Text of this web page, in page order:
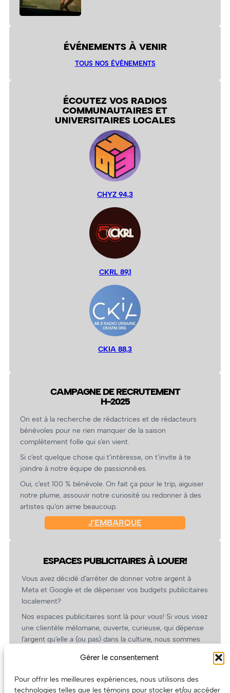
Gérer le consentement
Pour offrir les meilleures expériences, nous utilisons des
technologies telles que les témoins pour stocker et/ou accéder
ÉVÉNEMENTS À VENIR
TOUS NOS ÉVÉNEMENTS
ÉCOUTEZ VOS RADIOS
COMMUNAUTAIRES ET
UNIVERSITAIRES LOCALES
CHYZ 94,3
CKRL 89,1
CKIA 88,3
CAMPAGNE DE RECRUTEMENT
H-2025
On est à la recherche de rédactrices et de rédacteurs
bénévoles pour ne rien manquer de la saison
complètement folle qui s’en vient.
Si c’est quelque chose qui t’intéresse, on t’invite à te
joindre à notre équipe de passionné.es.
Oui, c’est 100 % bénévole. On fait ça pour le trip, aiguiser
notre plume, assouvir notre curiosité ou redonner à des
artistes qu’on aime beaucoup.
J’EMBARQUE
ESPACES PUBLICITAIRES À LOUER!
Vous avez décidé d’arrêter de donner votre argent à
Meta et Google et de dépenser vos budgets publicitaires
localement?
Nos espaces publicitaires sont là pour vous! Si vous visez
une clientèle mélomane, ouverte, curieuse, qui dépense
l’argent qu’elle a (ou pas) dans la culture, nous sommes
revient.